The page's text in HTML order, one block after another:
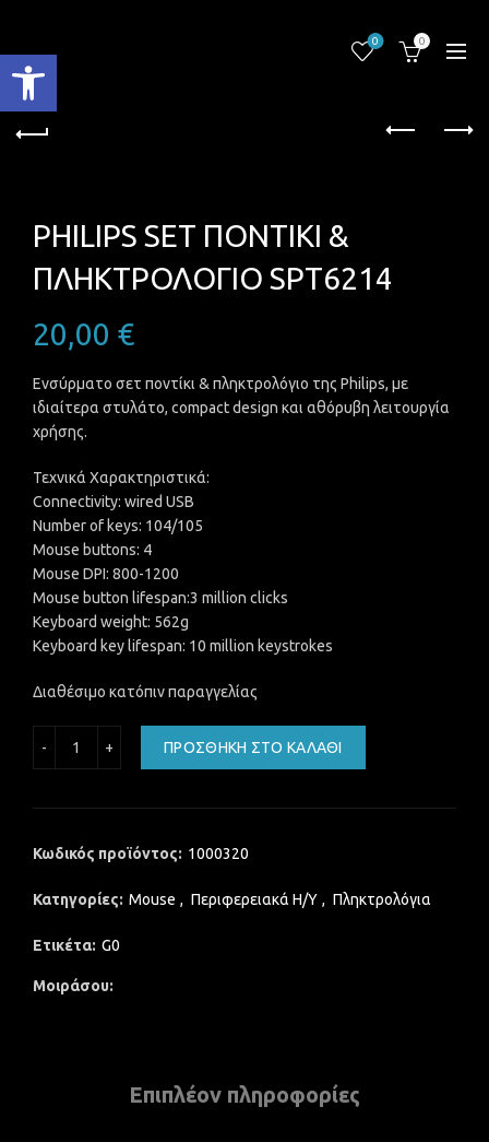
Ανοίξτε τη γραμμή εργαλείων
0 0
PHILIPS SET ΠΟΝΤΙΚΙ &
ΠΛΗΚΤΡΟΛΟΓΙΟ SPT6214
20,00 €
Ενσύρματο σετ ποντίκι & πληκτρολόγιο της Philips, με
ιδιαίτερα στυλάτο, compact design και αθόρυβη λειτουργία
χρήσης.
Τεχνικά Χαρακτηριστικά:
Connectivity: wired USB
Number of keys: 104/105
Mouse buttons: 4
Mouse DPI: 800-1200
Mouse button lifespan:3 million clicks
Keyboard weight: 562g
Keyboard key lifespan: 10 million keystrokes
Διαθέσιμο κατόπιν παραγγελίας
ΠΡΟΣΘΉΚΗ ΣΤΟ ΚΑΛΆΘΙ
Κωδικός προϊόντος: 1000320
Κατηγορίες: Mouse , Περιφερειακά Η/Υ , Πληκτρολόγια
Ετικέτα: G0
Μοιράσου
Επιπλέον πληροφορίες